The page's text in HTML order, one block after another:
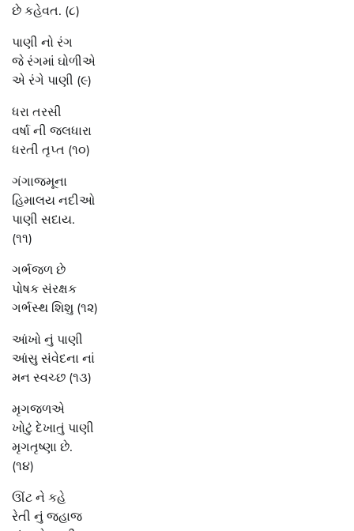
છે કહેવત. (૮)
પાણી નો રંગ
જે રંગમાં ઘોળીએ
એ રંગે પાણી (૯)
ધરા તરસી
વર્ષા ની જલધારા
ધરતી તૃપ્ત (૧૦)
ગંગાજમૂના
હિમાલય નદીઓ
પાણી સદાય.
(૧૧)
ગર્ભજળ છે
પોષક સંરક્ષક
ગર્ભસ્થ શિશુ (૧૨)
આંખો નું પાણી
આંસુ સંવેદના નાં
મન સ્વચ્છ (૧૩)
મૃગજળએ
ખોટું દેખાતું પાણી
મૃગતૃષ્ણા છે.
(૧૪)
ઊંટ ને કહે
રેતી નું જહાજ